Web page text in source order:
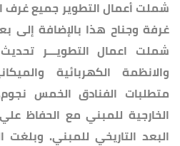
غرفة وجناح هذا بالإضافة إلى
شملت اعمال التطويـــر
والانظمة الكهربائية
متطلبات الفنادق الخمس
الخارجية للمبني مع الحفاظ